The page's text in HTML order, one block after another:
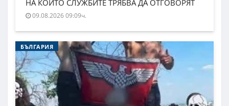
НА КОИТО СЛУЖБИТЕ ТРЯБВА ДА ОТГОВОРЯТ
09.08.2026 09:09ч.
БЪЛГАРИЯ